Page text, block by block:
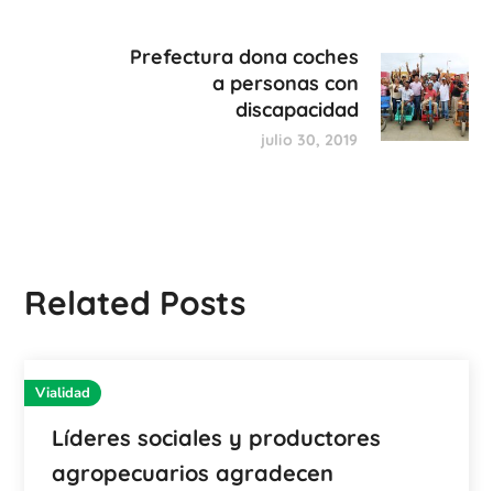
Prefectura dona coches
a personas con
discapacidad
julio 30, 2019
Related Posts
Vialidad
Líderes sociales y productores
agropecuarios agradecen